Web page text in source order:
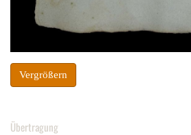
Vergrößern
Übertragung